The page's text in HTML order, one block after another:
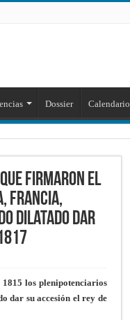
Dossier Calendario
que firmaron el
Francia,
dilatado dar
los plenipotenciarios
dar su accesión el rey de